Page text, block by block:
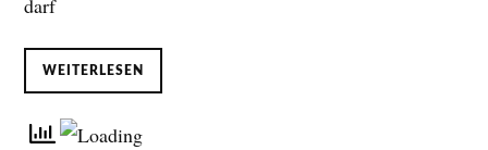
darf
WEITERLESEN